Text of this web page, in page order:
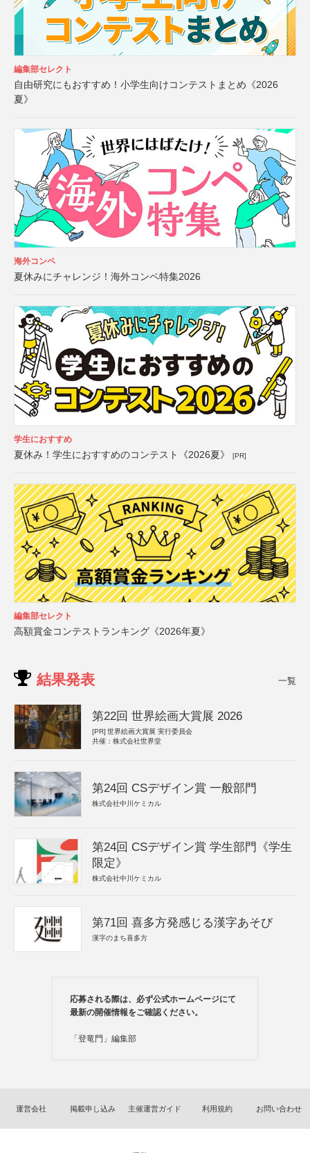
編集部セレクト
自由研究にもおすすめ！小学生向けコンテストまとめ《2026
夏》
海外コンペ
夏休みにチャレンジ！海外コンペ特集2026
学生におすすめ
夏休み！学生におすすめのコンテスト《2026夏》 [PR]
編集部セレクト
高額賞金コンテストランキング《2026年夏》
結果発表 一覧
第22回 世界絵画大賞展 2026
[PR] 世界絵画大賞展 実行委員会
共催：株式会社世界堂
第24回 CSデザイン賞 一般部門
株式会社中川ケミカル
第24回 CSデザイン賞 学生部門《学生
限定》
株式会社中川ケミカル
第71回 喜多方発感じる漢字あそび
漢字のまち喜多方
応募される際は、必ず公式ホームページにて
最新の開催情報をご確認ください。
「登竜門」編集部
運営会社 掲載申し込み 主催運営ガイド 利用規約 お問い合わせ